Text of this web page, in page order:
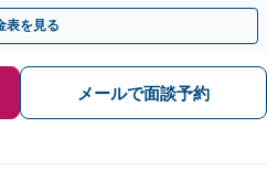
す【夜間相談可】
表を見る
メールで面談予約